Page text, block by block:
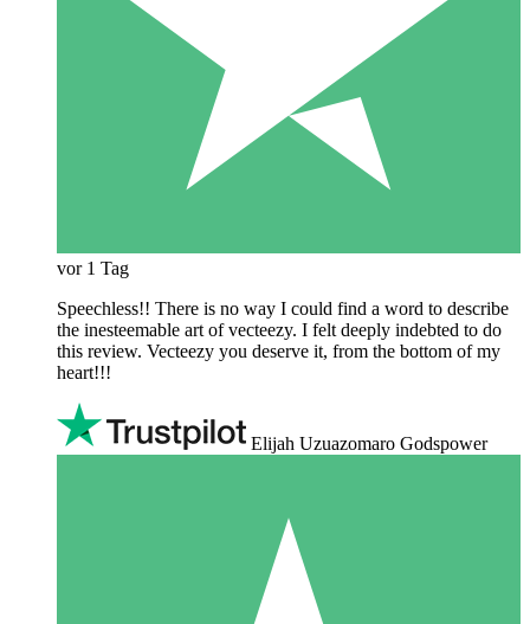
vor 1 Tag
Speechless!! There is no way I could find a word to describe
the inesteemable art of vecteezy. I felt deeply indebted to do
this review. Vecteezy you deserve it, from the bottom of my
heart!!!
Elijah Uzuazomaro Godspower